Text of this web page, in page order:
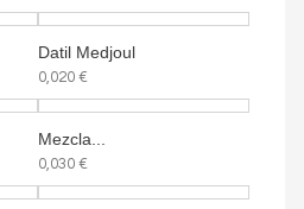
Datil Medjoul
0,020 €
Mezcla...
0,030 €